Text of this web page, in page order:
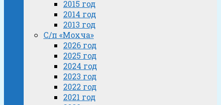
2015 год
2014 год
2013 год
С/п «Мохча»
2026 год
2025 год
2024 год
2023 год
2022 год
2021 год